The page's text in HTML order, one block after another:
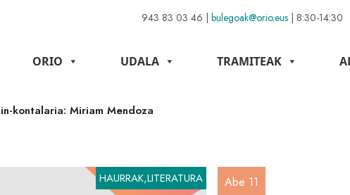
943 83 03 46 | bulegoak@orio.eus | 8:30-14:30
ORIO UDALA TRAMITEAK
kontalaria: Miriam Mendoza
HAURRAK,LITERATURA
Abe 11